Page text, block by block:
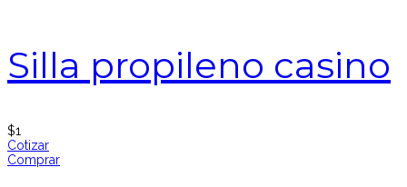
Silla propileno casino
$1
Cotizar
Comprar